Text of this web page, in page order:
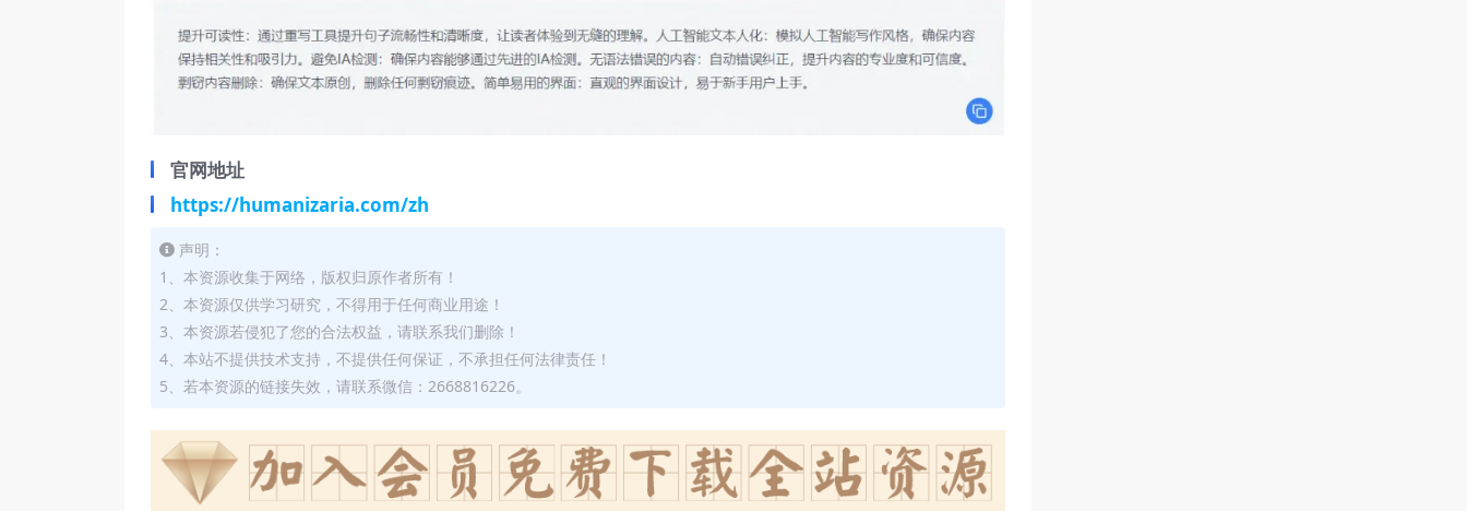
官网地址
https://humanizaria.com/zh
声明：
1、本资源收集于网络，版权归原作者所有！
2、本资源仅供学习研究，不得用于任何商业用途！
3、本资源若侵犯了您的合法权益，请联系我们删除！
4、本站不提供技术支持，不提供任何保证，不承担任何法律责任！
5、若本资源的链接失效，请联系微信：2668816226。